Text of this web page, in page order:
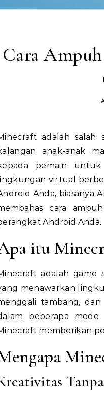
Cara
sangat populer di dunia, baik di
anak-anak
pemain
lingkungan virtual
Anda, biasanya
cara
Android Anda.
itu
adalah game
menawarkan
tambang,
beberapa
memberikan